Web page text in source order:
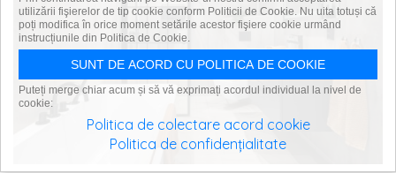
utilizării fişierelor de tip cookie conform Politicii de Cookie. Nu uita totuși că
poți modifica în orice moment setările acestor fişiere cookie urmând
instrucțiunile din Politica de Cookie.
SUNT DE ACORD CU POLITICA DE COOKIE
Puteți merge chiar acum și să vă exprimați acordul individual la nivel de
cookie:
Politica de colectare acord cookie
Politica de confidențialitate